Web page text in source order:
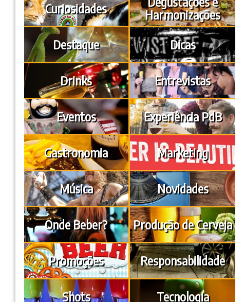
Curiosidades
Harmonizações
Destaque
Dicas
Drinks Entrevistas
Eventos Experiência PdB
Gastronomia Marketing
Música Novidades
Onde Beber? Produção de Cerveja
Promoções Responsabilidade
Shots Tecnologia